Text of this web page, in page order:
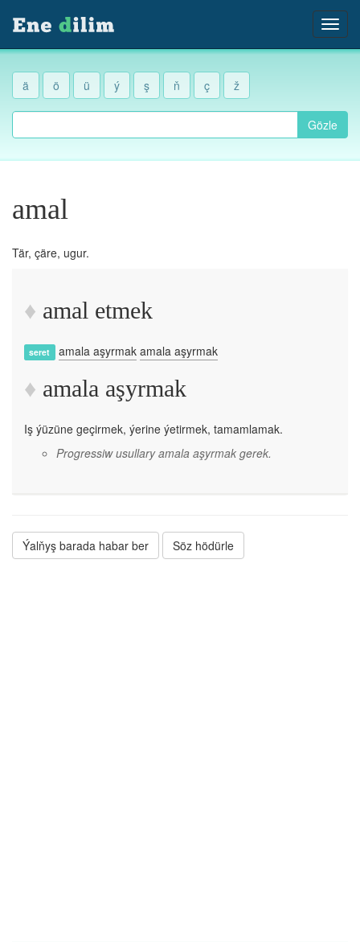
ä ö ü ý ş ň ç ž
Gözle
amal
Tär, çäre, ugur.
amal etmek
seret amala aşyrmak amala aşyrmak
amala aşyrmak
Iş ýüzüne geçirmek, ýerine ýetirmek, tamamlamak.
Progressiw usullary amala aşyrmak gerek.
Ýalňyş barada habar ber Söz hödürle